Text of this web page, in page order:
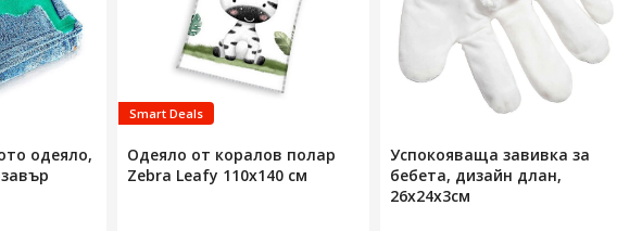
одеяло,
Smart Deals
Одеяло от коралов полар
Zebra Leafy 110x140 см
Успокояваща завивка за
бебета, дизайн длан,
26x24x3см